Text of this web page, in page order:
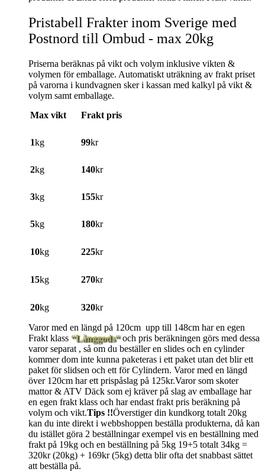
Pristabell Frakter inom Sverige med
Postnord till Ombud - max 20kg
Priserna beräknas på vikt och volym inklusive vikten &
volymen för emballage. Automatiskt uträkning av frakt priset
på varorna i kundvagnen sker i kassan med kalkyl på vikt &
volym samt emballage.
Max vikt
Frakt pris
1kg 99kr
2kg 140kr
3kg 155kr
5kg 180kr
10kg 225kr
15kg 270kr
20kg 320kr
Varor med en längd på 120cm upp till 148cm har en egen
Frakt klass “Långgods“och pris beräkningen görs med dessa
varor separat , så om du beställer en slides och en cylinder
kommer dom inte kunna paketeras i ett paket utan det blir ett
paket för slidsen och ett för Cylindern. Varor med en längd
över 120cm har ett prispåslag på 125kr.Varor som skoter
mattor & ATV Däck som ej kräver på slag av emballage har
en egen frakt klass och har endast frakt pris beräkning på
volym och vikt.Tips !!Överstiger din kundkorg totalt 20kg
kan du inte direkt i webbshoppen beställa produkterna, då kan
du istället göra 2 beställningar exempel vis en beställning med
frakt på 19kg och en beställning på 5kg 19+5 totalt 34kg =
320kr (20kg) + 169kr (5kg) detta blir ofta det snabbast sättet
att beställa på.